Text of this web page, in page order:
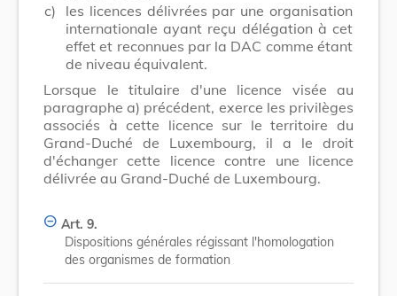
c)
les licences délivrées par une organisation
internationale ayant reçu délégation à cet
effet et reconnues par la DAC comme étant
de niveau équivalent.
Lorsque le titulaire d'une licence visée au
paragraphe a) précédent, exerce les privilèges
associés à cette licence sur le territoire du
Grand-Duché de Luxembourg, il a le droit
d'échanger cette licence contre une licence
délivrée au Grand-Duché de Luxembourg.
Art. 9.
Dispositions générales régissant l'homologation
des organismes de formation